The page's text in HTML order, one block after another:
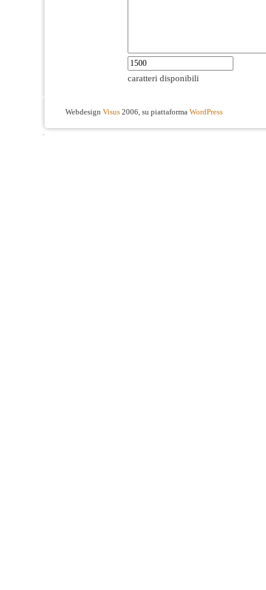
caratteri disponibili
Webdesign Visus 2006, su piattaforma WordPress